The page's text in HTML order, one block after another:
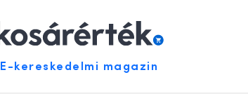
E-kereskedelmi magazin